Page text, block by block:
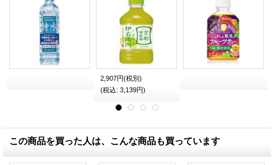
2,907円(税別)
(税込: 3,139円)
この商品を買った人は、こんな商品も買っています